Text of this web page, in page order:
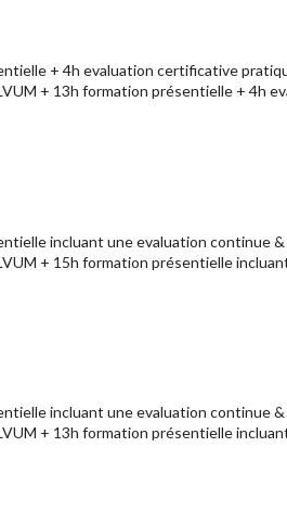
+ 4h evaluation certificative
+ 13h formation présentielle + 4h
incluant une evaluation continue
+ 15h formation présentielle
incluant une evaluation continue
+ 13h formation présentielle